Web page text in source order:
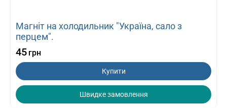
Магніт на холодильник "Україна, сало з
перцем".
45 грн
Купити
Швидке замовлення